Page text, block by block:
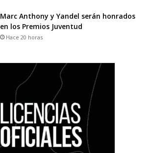
Marc Anthony y Yandel serán honrados
en los Premios Juventud
Hace 20 horas